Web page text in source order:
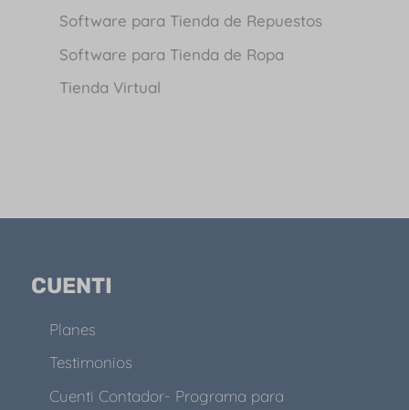
Software para Tienda de Repuestos
Software para Tienda de Ropa
Tienda Virtual
CUENTI
Planes
Testimonios
Cuenti Contador- Programa para